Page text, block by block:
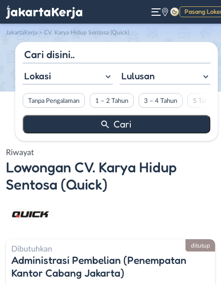
Pasang
Gelap
JakartaKerja > CV. Karya Hidup Sentosa (Quick)
Lokasi Lulusan
Tanpa Pengalaman 1 – 2 Tahun 3 – 4 Tahun 5 Tahun
Riwayat
Lowongan CV. Karya Hidup
Sentosa (Quick)
Dibutuhkan
Administrasi Pembelian (Penempatan
Kantor Cabang Jakarta)
ditutup